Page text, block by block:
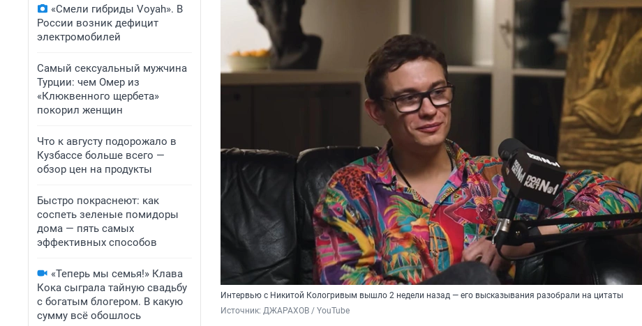
«Смели гибриды Voyah». В
России возник дефицит
электромобилей
Самый сексуальный мужчина
Турции: чем Омер из
«Клюквенного щербета»
покорил женщин
Что к августу подорожало в
Кузбассе больше всего —
обзор цен на продукты
Быстро покраснеют: как
соспеть зеленые помидоры
дома — пять самых
эффективных способов
«Теперь мы семья!» Клава
Кока сыграла тайную свадьбу
с богатым блогером. В какую
сумму всё обошлось
Интервью с Никитой Кологривым вышло 2 недели назад — его высказывания разобрали на цитаты
Источник: ДЖАРАХОВ / YouTube